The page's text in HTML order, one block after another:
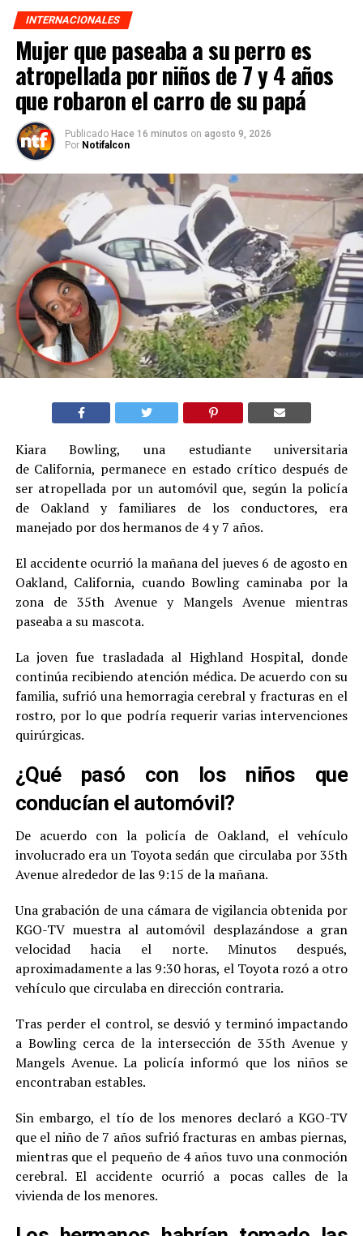
INTERNACIONALES
Mujer que paseaba a su perro es
atropellada por niños de 7 y 4 años
que robaron el carro de su papá
Publicado Hace 16 minutos on agosto 9, 2026
Por Notifalcon
Kiara Bowling, una estudiante universitaria
de California, permanece en estado crítico después de
ser atropellada por un automóvil que, según la policía
de Oakland y familiares de los conductores, era
manejado por dos hermanos de 4 y 7 años.
El accidente ocurrió la mañana del jueves 6 de agosto en
Oakland, California, cuando Bowling caminaba por la
zona de 35th Avenue y Mangels Avenue mientras
paseaba a su mascota.
La joven fue trasladada al Highland Hospital, donde
continúa recibiendo atención médica. De acuerdo con su
familia, sufrió una hemorragia cerebral y fracturas en el
rostro, por lo que podría requerir varias intervenciones
quirúrgicas.
¿Qué pasó con los niños que
conducían el automóvil?
De acuerdo con la policía de Oakland, el vehículo
involucrado era un Toyota sedán que circulaba por 35th
Avenue alrededor de las 9:15 de la mañana.
Una grabación de una cámara de vigilancia obtenida por
KGO-TV muestra al automóvil desplazándose a gran
velocidad hacia el norte. Minutos después,
aproximadamente a las 9:30 horas, el Toyota rozó a otro
vehículo que circulaba en dirección contraria.
Tras perder el control, se desvió y terminó impactando
a Bowling cerca de la intersección de 35th Avenue y
Mangels Avenue. La policía informó que los niños se
encontraban estables.
Sin embargo, el tío de los menores declaró a KGO-TV
que el niño de 7 años sufrió fracturas en ambas piernas,
mientras que el pequeño de 4 años tuvo una conmoción
cerebral. El accidente ocurrió a pocas calles de la
vivienda de los menores.